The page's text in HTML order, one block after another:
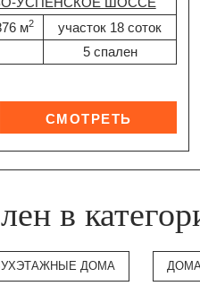
м2
участок 18 соток
5 спален
в
ДОМА